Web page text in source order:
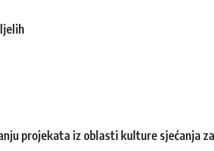
projekata iz oblasti kulture sjećanja